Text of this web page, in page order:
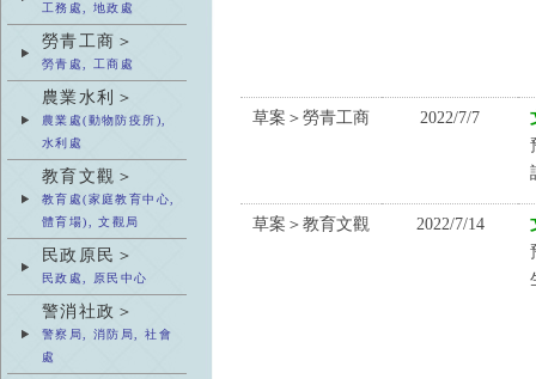
工務處, 地政處
勞青工商＞
勞青處, 工商處
農業水利＞
農業處(動物防疫所),
水利處
教育文觀＞
教育處(家庭教育中心,
體育場), 文觀局
民政原民＞
民政處, 原民中心
警消社政＞
警察局, 消防局, 社會
處
草案＞勞青工商 2022/7/7
草案＞教育文觀 2022/7/14